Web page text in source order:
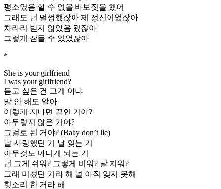
평소였음 할 수 없을 바보짓을 했어
그래도 넌 멀쩡했잖아 제 정신이었잖아
차라리 받지 않았음 됐잖아
그렇게 잠들 수 있었잖아
*
She is your girlfriend
I was your girlfriend?
듣고 싶은 건 그게 아냐
말 안 해도 알아
이렇게 지나면 끝인 거야?
아무렇지 않은 거야?
그걸로 된 거야? (Baby don’t lie)
날 사랑했던 거 날 잊는 거
아무것도 아니게 되는 거
넌 그게 쉬워? 그렇게 비워? 날 지워?
그래 미쳤던 거라 해 널 아직 잊지 못해
헛소리 한 거라 해